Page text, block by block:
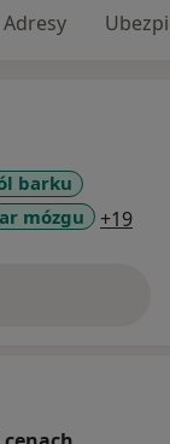
Adresy
barku
mózgu +19